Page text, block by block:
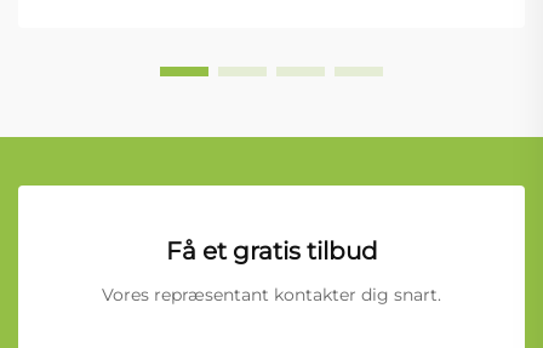
Få et gratis tilbud
Vores repræsentant kontakter dig snart.